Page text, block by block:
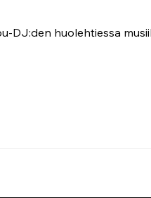
DJ:den huolehtiessa